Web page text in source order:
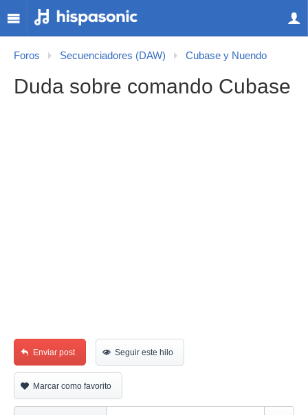
Foros Secuenciadores (DAW) Cubase y Nuendo
Duda sobre comando Cubase
Enviar post Seguir este hilo
Marcar como favorito